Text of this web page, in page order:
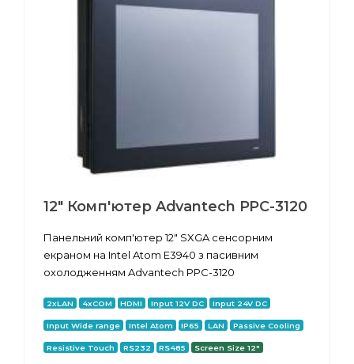
12" Комп'ютер Advantech PPC-3120
Панельний комп'ютер 12" SXGA сенсорним
екраном на Intel Atom E3940 з пасивним
охолодженням Advantech PPC-3120
2xLAN 4xCOM HDMI Input 12V DC Input 24V DC
Input Wide range Intel Atom IP65 LAN Passive Cooling
Resistive Touch RS232 RS485 Screen Size 12"